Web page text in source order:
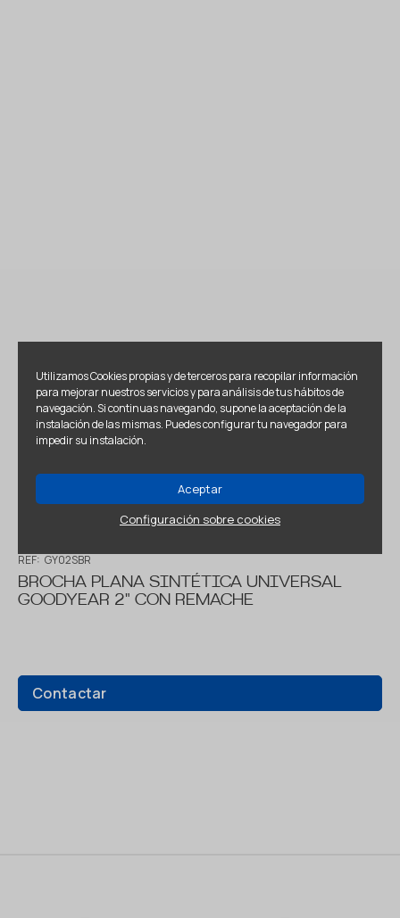
Utilizamos Cookies propias y de terceros para recopilar información
para mejorar nuestros servicios y para análisis de tus hábitos de
navegación. Si continuas navegando, supone la aceptación de la
instalación de las mismas. Puedes configurar tu navegador para
impedir su instalación.
Aceptar
Configuración sobre cookies
REF: GY02SBR
BROCHA PLANA SINTÉTICA UNIVERSAL
GOODYEAR 2" CON REMACHE
Contactar